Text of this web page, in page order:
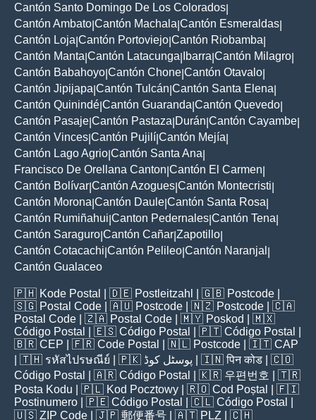
Cantón Santo Domingo De Los Colorados
Cantón Ambato Cantón Machala Cantón Esmeraldas
Cantón Loja Cantón Portoviejo Cantón Riobamba
Cantón Manta Cantón Latacunga Ibarra Cantón Milagro
Cantón Babahoyo Cantón Chone Cantón Otavalo
Cantón Jipijapa Cantón Tulcán Cantón Santa Elena
Cantón Quinindé Cantón Guaranda Cantón Quevedo
Cantón Pasaje Cantón Pastaza Durán Cantón Cayambe
Cantón Vinces Cantón Pujilí Cantón Mejía
Cantón Lago Agrio Cantón Santa Ana
Francisco De Orellana Canton Cantón El Carmen
Cantón Bolívar Cantón Azogues Cantón Montecristi
Cantón Morona Cantón Daule Cantón Santa Rosa
Cantón Rumiñahui Canton Pedernales Cantón Tena
Cantón Saraguro Cantón Cañar Zapotillo
Cantón Cotacachi Cantón Pelileo Cantón Naranjal
Cantón Gualaceo
🇵🇭 Kode Postal | 🇩🇪 Postleitzahl | 🇬🇧 Postcode
🇸🇬 Postal Code | 🇦🇺 Postcode | 🇳🇿 Postcode | 🇨🇦
Postal Code | 🇿🇦 Postal Code | 🇲🇾 Poskod
| 🇲🇽
Código Postal
| 🇪🇸 Código Postal | 🇵🇹 Código Postal
🇧🇷 CEP | 🇫🇷 Code Postal | 🇳🇱 Postcode | 🇮🇹 CAP
| 🇹🇭 รหัสไปรษณีย์ | 🇵🇰 پوسٹل کوڈ | 🇮🇳पिन कोड | 🇨🇴
Código Postal
| 🇦🇷 Código Postal | 🇰🇷 우편번호
| 🇹🇷
Posta Kodu | 🇵🇱 Kod Pocztowy | 🇷🇴 Cod Poștal
| 🇫🇮
Postinumero | 🇵🇪 Código Postal | 🇨🇱 Código Postal
🇺🇸 ZIP Code | 🇯🇵 郵便番号 | 🇦🇹 PLZ | 🇨🇭